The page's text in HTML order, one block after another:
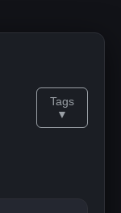
Tags
▼